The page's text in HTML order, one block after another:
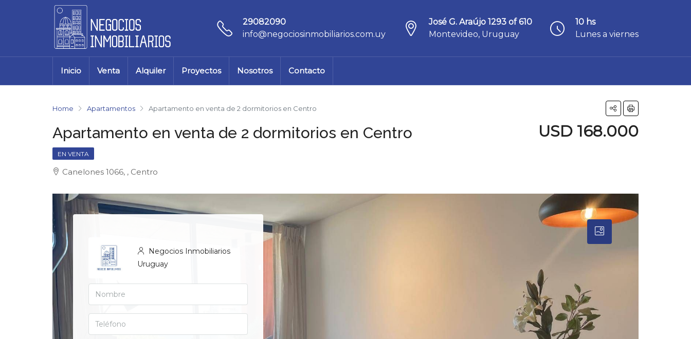
29082090
info@negociosinmobiliarios.com.uy
José G. Araújo 1293 of 610
Montevideo, Uruguay
10 hs
Lunes a viernes
Inicio Venta Alquiler Proyectos Nosotros Contacto
Home Apartamentos Apartamento en venta de 2 dormitorios en Centro
Apartamento en venta de 2 dormitorios en Centro USD 168.000
EN VENTA
Canelones 1066, , Centro
Negocios Inmobiliarios
Uruguay